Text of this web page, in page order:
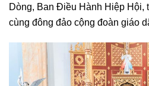
Dòng, Ban Điều Hành Hiệp Hội,
cùng đông đảo cộng đoàn giáo